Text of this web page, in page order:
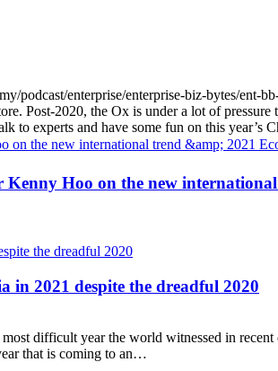
podcast/enterprise/enterprise-biz-bytes/ent-
Post-2020, the Ox is under a lot of
to experts and have some fun on this
Hoo on the new
in 2021 despite the dreadful 2020
difficult year the world witnessed in recent
that is coming to an…